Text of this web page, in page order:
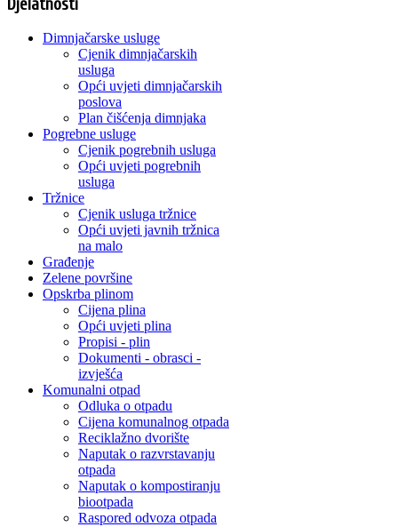
Djelatnosti
Dimnjačarske usluge
Cjenik dimnjačarskih
usluga
Opći uvjeti dimnjačarskih
poslova
Plan čišćenja dimnjaka
Pogrebne usluge
Cjenik pogrebnih usluga
Opći uvjeti pogrebnih
usluga
Tržnice
Cjenik usluga tržnice
Opći uvjeti javnih tržnica
na malo
Građenje
Zelene površine
Opskrba plinom
Cijena plina
Opći uvjeti plina
Propisi - plin
Dokumenti - obrasci -
izvješća
Komunalni otpad
Odluka o otpadu
Cijena komunalnog otpada
Reciklažno dvorište
Naputak o razvrstavanju
otpada
Naputak o kompostiranju
biootpada
Raspored odvoza otpada